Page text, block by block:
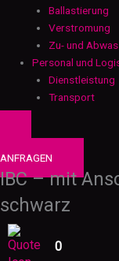
Ballastierung
Verstromung
Zu- und
Personal und
Dienstleistung
Transport
ANFRAGEN
IBC – mit
schwarz
0